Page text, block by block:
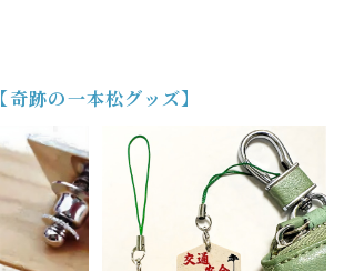
【奇跡の一本松グッズ】